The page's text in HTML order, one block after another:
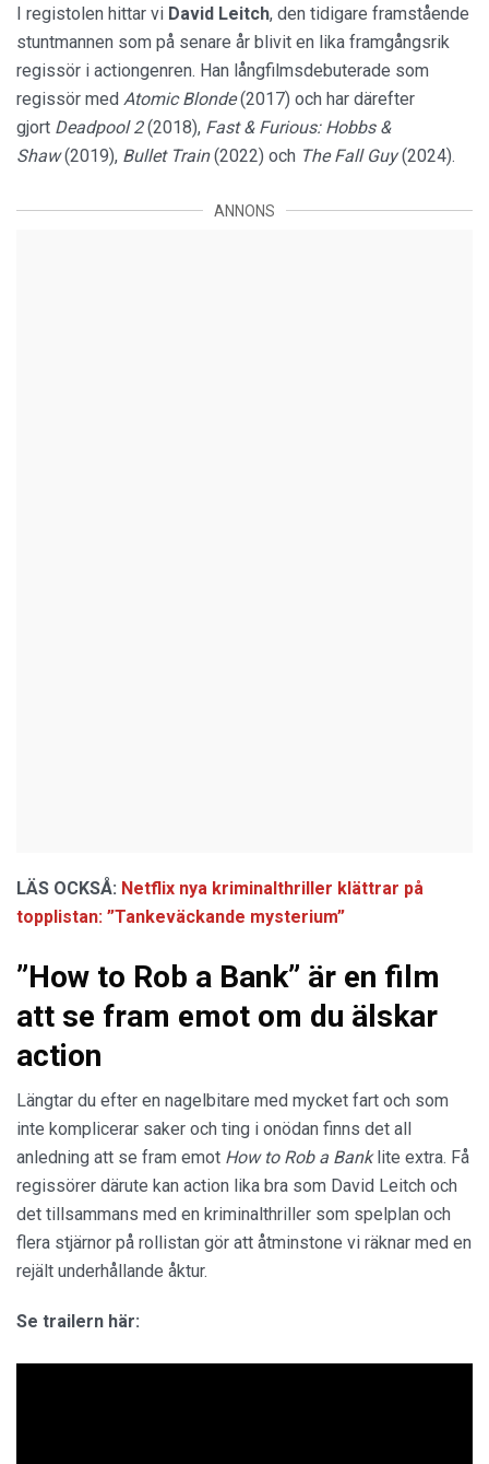
I registolen hittar vi David Leitch, den tidigare framstående
stuntmannen som på senare år blivit en lika framgångsrik
regissör i actiongenren. Han långfilmsdebuterade som
regissör med Atomic Blonde(2017) och har därefter
gjort Deadpool 2(2018), Fast & Furious: Hobbs &
Shaw(2019), Bullet Train(2022) och The Fall Guy(2024).
ANNONS
LÄS OCKSÅ: Netflix nya kriminalthriller klättrar på
topplistan: ”Tankeväckande mysterium”
”How to Rob a Bank” är en film
att se fram emot om du älskar
action
Längtar du efter en nagelbitare med mycket fart och som
inte komplicerar saker och ting i onödan finns det all
anledning att se fram emot How to Rob a Banklite extra. Få
regissörer därute kan action lika bra som David Leitch och
det tillsammans med en kriminalthriller som spelplan och
flera stjärnor på rollistan gör att åtminstone vi räknar med en
rejält underhållande åktur.
Se trailern här: